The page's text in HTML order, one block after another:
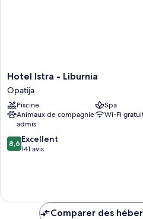
Hotel
Istra
-
Liburnia
Opatija
Hotel Istra - Liburnia
Opatija
Piscine
Spa
Animaux de compagnie
admis
Wi-Fi
8.6
sur
8,6 Excellent
141 avis
Comparer des